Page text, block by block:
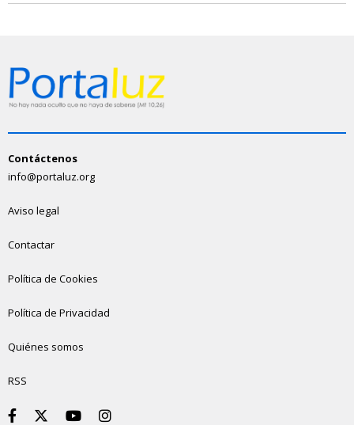
Contáctenos
info@portaluz.org
Aviso legal
Contactar
Política de Cookies
Política de Privacidad
Quiénes somos
RSS